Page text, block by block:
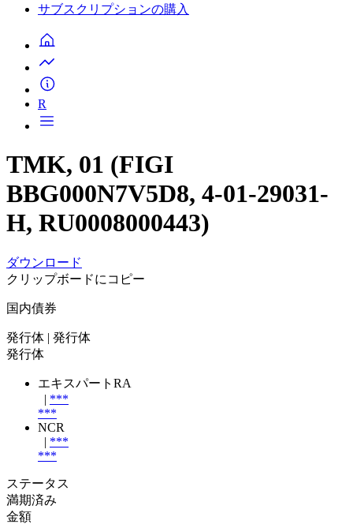
サブスクリプションの購入
R
TMK, 01 (FIGI
BBG000N7V5D8, 4-01-29031-
H, RU0008000443)
ダウンロード
クリップボードにコピー
国内債券
発行体 | 発行体
発行体
エキスパートRA
| ***
***
NCR
| ***
***
ステータス
満期済み
金額